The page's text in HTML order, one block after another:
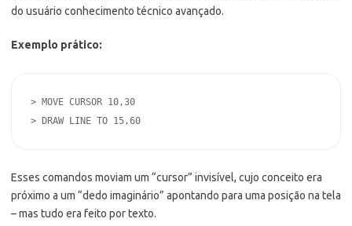
do usuário conhecimento técnico avançado.
Exemplo prático:
> MOVE CURSOR 10,30
> DRAW LINE TO 15,60
Esses comandos moviam um “cursor” invisível, cujo conceito era
próximo a um “dedo imaginário” apontando para uma posição na tela
– mas tudo era feito por texto.